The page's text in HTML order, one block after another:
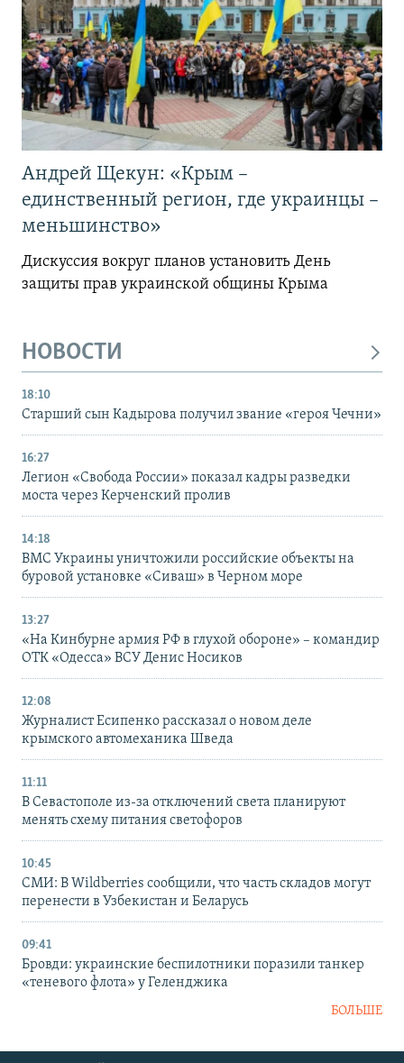
Андрей Щекун: «Крым –
единственный регион, где украинцы –
меньшинство»
Дискуссия вокруг планов установить День
защиты прав украинской общины Крыма
НОВОСТИ
18:10
Старший сын Кадырова получил звание «героя Чечни»
16:27
Легион «Свобода России» показал кадры разведки
моста через Керченский пролив
14:18
ВМС Украины уничтожили российские объекты на
буровой установке «Сиваш» в Черном море
13:27
«На Кинбурне армия РФ в глухой обороне» – командир
ОТК «Одесса» ВСУ Денис Носиков
12:08
Журналист Есипенко рассказал о новом деле
крымского автомеханика Шведа
11:11
В Севастополе из-за отключений света планируют
менять схему питания светофоров
10:45
СМИ: В Wildberries сообщили, что часть складов могут
перенести в Узбекистан и Беларусь
09:41
Бровди: украинские беспилотники поразили танкер
«теневого флота» у Геленджика
БОЛЬШЕ